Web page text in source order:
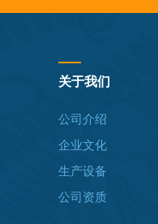
关于我们
公司介绍
企业文化
生产设备
公司资质